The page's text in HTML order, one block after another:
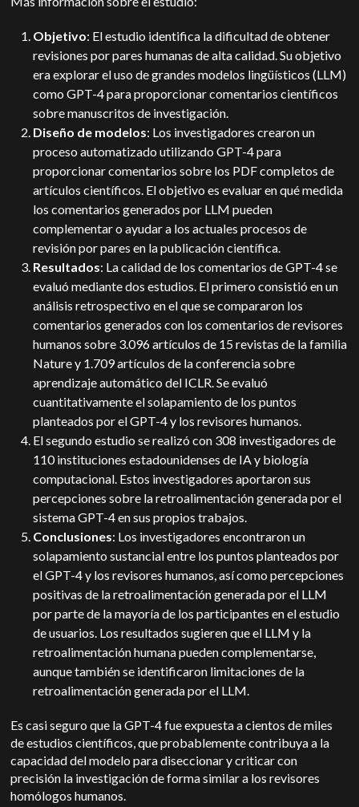
Objetivo: El estudio identifica la dificultad de obtener
revisiones por pares humanas de alta calidad. Su objetivo
era explorar el uso de grandes modelos lingüísticos (LLM)
como GPT-4 para proporcionar comentarios científicos
sobre manuscritos de investigación.
Diseño de modelos: Los investigadores crearon un
proceso automatizado utilizando GPT-4 para
proporcionar comentarios sobre los PDF completos de
artículos científicos. El objetivo es evaluar en qué medida
los comentarios generados por LLM pueden
complementar o ayudar a los actuales procesos de
revisión por pares en la publicación científica.
Resultados: La calidad de los comentarios de GPT-4 se
evaluó mediante dos estudios. El primero consistió en un
análisis retrospectivo en el que se compararon los
comentarios generados con los comentarios de revisores
humanos sobre 3.096 artículos de 15 revistas de la familia
Nature y 1.709 artículos de la conferencia sobre
aprendizaje automático del ICLR. Se evaluó
cuantitativamente el solapamiento de los puntos
planteados por el GPT-4 y los revisores humanos.
El segundo estudio se realizó con 308 investigadores de
110 instituciones estadounidenses de IA y biología
computacional. Estos investigadores aportaron sus
percepciones sobre la retroalimentación generada por el
sistema GPT-4 en sus propios trabajos.
Conclusiones: Los investigadores encontraron un
solapamiento sustancial entre los puntos planteados por
el GPT-4 y los revisores humanos, así como percepciones
positivas de la retroalimentación generada por el LLM
por parte de la mayoría de los participantes en el estudio
de usuarios. Los resultados sugieren que el LLM y la
retroalimentación humana pueden complementarse,
aunque también se identificaron limitaciones de la
retroalimentación generada por el LLM.
Es casi seguro que la GPT-4 fue expuesta a cientos de miles
de estudios científicos, queprobablemente contribuya a la
capacidad del modelo para diseccionar y criticar con
precisión la investigación de forma similar a los revisores
homólogos humanos.